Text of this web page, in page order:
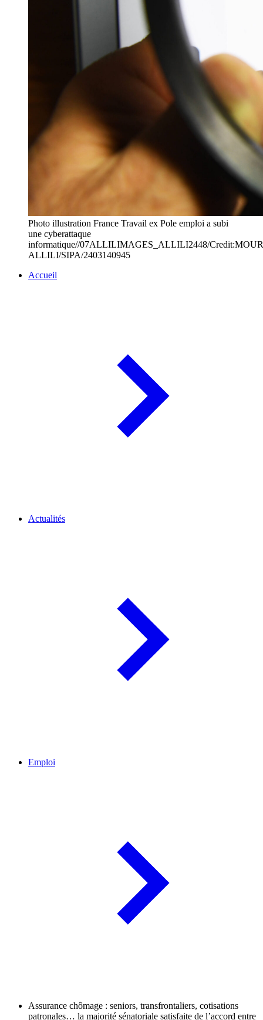
Photo illustration France Travail ex Pole emploi a subi
une cyberattaque
informatique//07ALLILIMAGES_ALLILI2448/
ALLILI/SIPA/2403140945
Accueil
Actualités
Emploi
Assurance chômage : seniors, transfrontaliers, cotisations
patronales… la majorité sénatoriale satisfaite de l’accord entre